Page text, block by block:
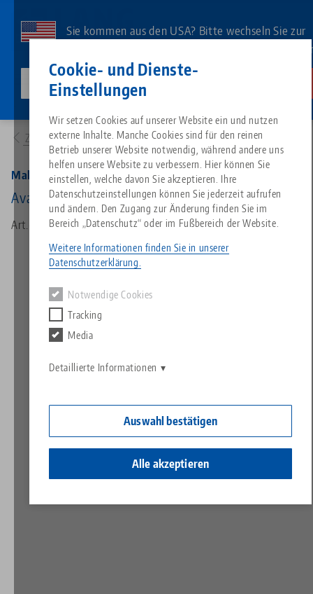
Cookie- und Dienste-
Einstellungen
Wir setzen Cookies auf unserer Website ein und nutzen
externe Inhalte. Manche Cookies sind für den reinen
Betrieb unserer Website notwendig, während andere uns
helfen unsere Website zu verbessern. Hier können Sie
einstellen, welche davon Sie akzeptieren. Ihre
Datenschutzeinstellungen können Sie jederzeit aufrufen
und ändern. Den Zugang zur Änderung finden Sie im
Bereich „Datenschutz“ oder im Fußbereich der Website.
Weitere Informationen finden Sie in unserer
Datenschutzerklärung.
Notwendige Cookies
Tracking
Media
Detaillierte Informationen
Auswahl bestätigen
Alle akzeptieren
Inhalt
Sie kommen aus den USA? Bitte wechseln Sie zur
US-Website, um landesspezifischen Inhalt zu
lang-technik-usa.com
Alles aus einer Hand
Nullpunktspanntechnik
Werkstückspanntechnik
Suche nach
Suche nach
Produktübersicht
Über LANG
Philosophie
Innovationen
Downloads
FAQ
Katalog anfordern
Blog
News
Messen
Passende Produkte
Es tut uns leid. Wir konnten keine Ergebnisse finden.
Zur Produktübersicht
Search
Downloads
Breadcrumb
Zur Produktübersicht
Makro•Grip® Ultra 125, Grundbacke
Avanti
Art.-Nr. 81440